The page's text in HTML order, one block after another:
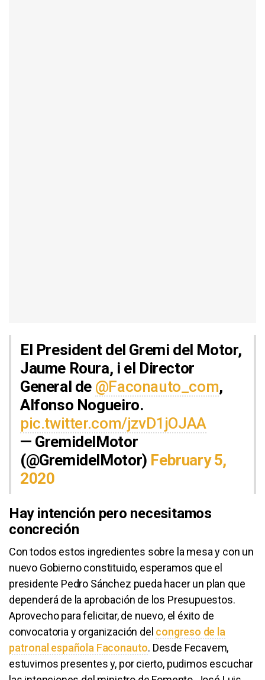
El President del Gremi del Motor,
Jaume Roura, i el Director
General de @Faconauto_com,
Alfonso Nogueiro.
pic.twitter.com/jzvD1jOJAA
— GremidelMotor
(@GremidelMotor) February 5,
2020
Hay intención pero necesitamos
concreción
Con todos estos ingredientes sobre la mesa y con un
nuevo Gobierno constituido, esperamos que el
presidente Pedro Sánchez pueda hacer un plan que
dependerá de la aprobación de los Presupuestos.
Aprovecho para felicitar, de nuevo, el éxito de
convocatoria y organización del congreso de la
patronal española Faconauto. Desde Fecavem,
estuvimos presentes y, por cierto, pudimos escuchar